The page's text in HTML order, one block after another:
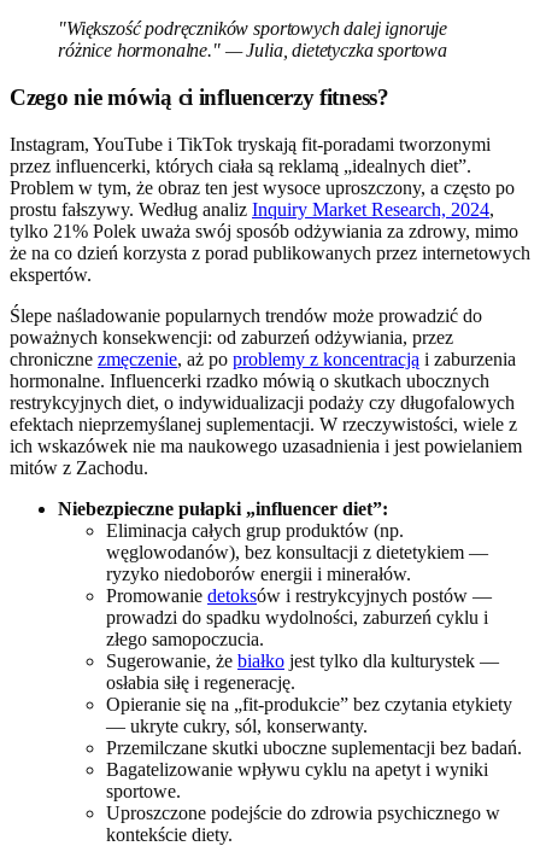
"Większość podręczników sportowych dalej ignoruje
różnice hormonalne." — Julia, dietetyczka sportowa
Czego nie mówią ci influencerzy fitness?
Instagram, YouTube i TikTok tryskają fit-poradami tworzonymi
przez influencerki, których ciała są reklamą „idealnych diet”.
Problem w tym, że obraz ten jest wysoce uproszczony, a często po
prostu fałszywy. Według analiz Inquiry Market Research, 2024,
tylko 21% Polek uważa swój sposób odżywiania za zdrowy, mimo
że na co dzień korzysta z porad publikowanych przez internetowych
ekspertów.
Ślepe naśladowanie popularnych trendów może prowadzić do
poważnych konsekwencji: od zaburzeń odżywiania, przez
chroniczne zmęczenie, aż po problemy z koncentracją i zaburzenia
hormonalne. Influencerki rzadko mówią o skutkach ubocznych
restrykcyjnych diet, o indywidualizacji podaży czy długofalowych
efektach nieprzemyślanej suplementacji. W rzeczywistości, wiele z
ich wskazówek nie ma naukowego uzasadnienia i jest powielaniem
mitów z Zachodu.
Niebezpieczne pułapki „influencer diet”:
Eliminacja całych grup produktów (np.
węglowodanów), bez konsultacji z dietetykiem —
ryzyko niedoborów energii i minerałów.
Promowanie detoksów i restrykcyjnych postów —
prowadzi do spadku wydolności, zaburzeń cyklu i
złego samopoczucia.
Sugerowanie, że białko jest tylko dla kulturystek —
osłabia siłę i regenerację.
Opieranie się na „fit-produkcie” bez czytania etykiety
— ukryte cukry, sól, konserwanty.
Przemilczane skutki uboczne suplementacji bez badań.
Bagatelizowanie wpływu cyklu na apetyt i wyniki
sportowe.
Uproszczone podejście do zdrowia psychicznego w
kontekście diety.